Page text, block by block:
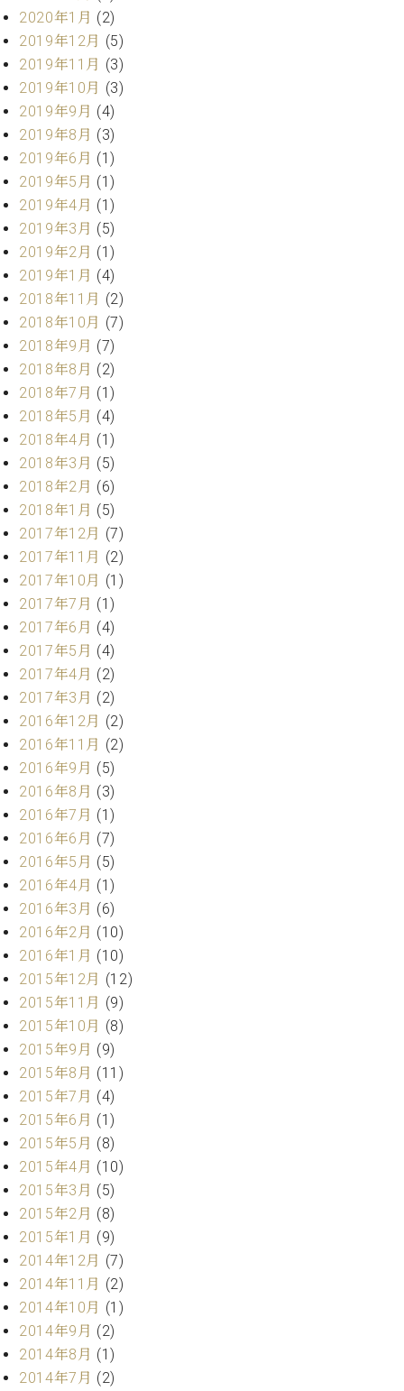
W.
ホ
フ
マ
ン
プ
ロ
フ
ェ
ッ
シ
ョ
ナ
ル
W.
ホ
フ
マ
ン
ト
ラ
デ
ィ
シ
ョ
ン
W.
ホ
フ
マ
ン
ヴ
ィ
ジ
ョ
ン
C.BECHSTEIN
Digital(ベ
ヒ
シ
ュ
タ
イ
ン
デ
ジ
タ
ル)
内
(PDF)
お
い
合
わ
せ
本
社
：
八
王
子
技
術
営
セ
ン
タ
ー
ス
タ
フ
ご
挨
拶
技
者
紹
介
展示
情報
【ユ
ーロ
ピア
ノ特
選中
古】
イ
ン
ト
情
報
八
王
工
房
ブ
ロ
グ
ク
セ
ス
お
問
い
わ
せ
2020年1月 (2)
2019年12月 (5)
2019年11月 (3)
2019年10月 (3)
2019年9月 (4)
2019年8月 (3)
2019年6月 (1)
2019年5月 (1)
2019年4月 (1)
2019年3月 (5)
2019年2月 (1)
2019年1月 (4)
2018年11月 (2)
2018年10月 (7)
2018年9月 (7)
2018年8月 (2)
2018年7月 (1)
2018年5月 (4)
2018年4月 (1)
2018年3月 (5)
2018年2月 (6)
2018年1月 (5)
2017年12月 (7)
2017年11月 (2)
2017年10月 (1)
2017年7月 (1)
2017年6月 (4)
2017年5月 (4)
2017年4月 (2)
2017年3月 (2)
2016年12月 (2)
2016年11月 (2)
2016年9月 (5)
2016年8月 (3)
2016年7月 (1)
2016年6月 (7)
2016年5月 (5)
2016年4月 (1)
2016年3月 (6)
2016年2月 (10)
2016年1月 (10)
2015年12月 (12)
2015年11月 (9)
2015年10月 (8)
2015年9月 (9)
2015年8月 (11)
2015年7月 (4)
2015年6月 (1)
2015年5月 (8)
2015年4月 (10)
2015年3月 (5)
2015年2月 (8)
2015年1月 (9)
2014年12月 (7)
2014年11月 (2)
2014年10月 (1)
2014年9月 (2)
2014年8月 (1)
2014年7月 (2)